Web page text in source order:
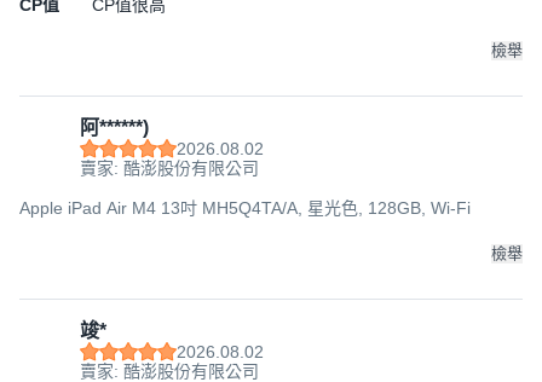
CP值
CP值很高
檢舉
阿******)
2026.08.02
賣家: 酷澎股份有限公司
Apple iPad Air M4 13吋 MH5Q4TA/A, 星光色, 128GB, Wi-Fi
檢舉
竣*
2026.08.02
賣家: 酷澎股份有限公司